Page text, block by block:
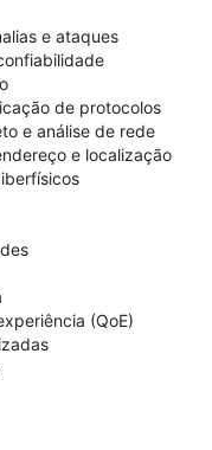
e ataques
de protocolos
e análise de rede
e localização
(QoE)